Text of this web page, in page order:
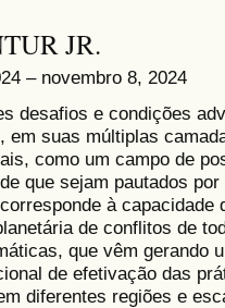
JR.
– novembro 8, 2024
desafios e condições
em suas múltiplas
como um campo de
que sejam pautados
à capacidade
de conflitos de
que vêm gerando
de efetivação das
diferentes regiões e